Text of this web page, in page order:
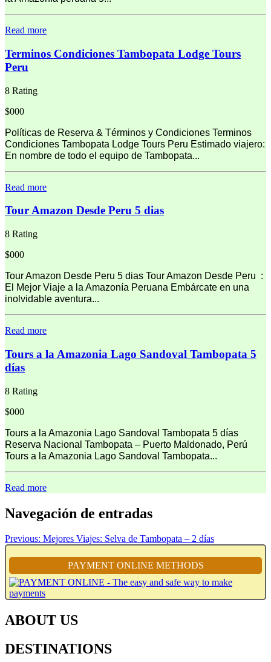
Read more
Terminos Condiciones Tambopata Lodge Tours
Peru
8 Rating
$000
Políticas de Reserva & Términos y Condiciones Terminos
Condiciones Tambopata Lodge Tours Peru Estimado viajero:
En nombre de todo el equipo de Tambopata...
Read more
Tour Amazon Desde Peru 5 dias
8 Rating
$000
Tour Amazon Desde Peru 5 dias Tour Amazon Desde Peru :
El Mejor Viaje a la Amazonía Peruana Embárcate en una
inolvidable aventura...
Read more
Tours a la Amazonia Lago Sandoval Tambopata 5
días
8 Rating
$000
Tours a la Amazonia Lago Sandoval Tambopata 5 días
Reserva Nacional Tambopata – Puerto Maldonado, Perú
Tours a la Amazonia Lago Sandoval Tambopata...
Read more
Navegación de entradas
Previous: Mejores Viajes: Selva de Tambopata – 2 días
PAYMENT ONLINE METHODS
ABOUT US
DESTINATIONS